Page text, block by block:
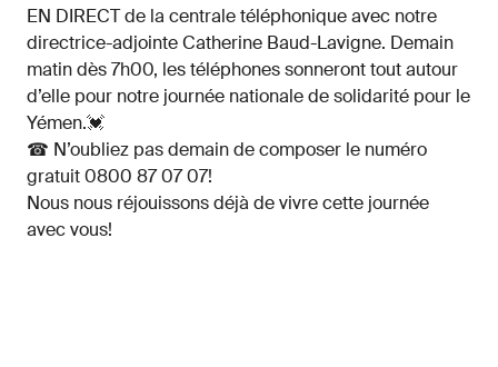
EN DIRECT de la centrale téléphonique avec notre
directrice-adjointe Catherine Baud-Lavigne. Demain
matin dès 7h00, les téléphones sonneront tout autour
d’elle pour notre journée nationale de solidarité pour le
Yémen.💓
☎ N’oubliez pas demain de composer le numéro
gratuit 0800 87 07 07!
Nous nous réjouissons déjà de vivre cette journée
avec vous!